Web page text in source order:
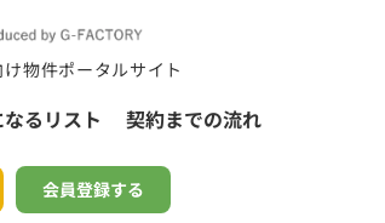
物件ポータルサイト
るリスト 契約までの流れ
会員登録する